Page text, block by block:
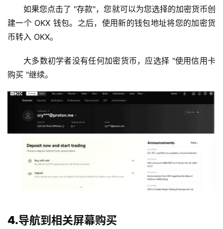
币
币
如果您点击了 "存款"，您就可以为您选择的加密货币创
建一个 OKX 钱包。之后，使用新的钱包地址将您的加密货
币转入 OKX。
大多数初学者没有任何加密货币，应选择 "使用信用卡
购买 "继续。
4.导航到相关屏幕购买